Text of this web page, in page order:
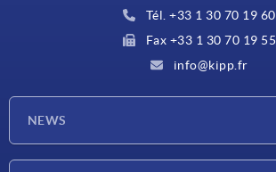
Tél. +33 1 30 70 19 60
Fax +33 1 30 70 19 55
info@kipp.fr
NEWS